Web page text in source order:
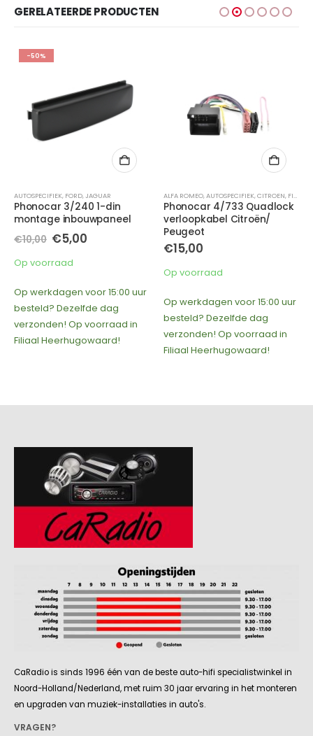
GERELATEERDE PRODUCTEN
-50%
AUTOSPECIFIEK, FORD,JAGUAR
Phonocar 3/240 1-din
montage inbouwpaneel
€10,00 Oorspronkelijke
prijs
was:
€5,00Huidige
Op voorraad
Op werkdagen voor 15:00 uur
besteld? Dezelfde dag
verzonden! Op voorraad in
Filiaal Heerhugowaard!
ALFA ROMEO,AUTOSPECIFIEK,CITROEN, FIAT
Phonocar 4/733 Quadlock
verloopkabel Citroën/
Peugeot
€15,00
Op voorraad
Op werkdagen voor 15:00 uur
besteld? Dezelfde dag
verzonden! Op voorraad in
Filiaal Heerhugowaard!
CaRadio is sinds 1996 één van de beste auto-hifi specialistwinkel in
Noord-Holland/Nederland, met ruim 30 jaar ervaring in het monteren
en upgraden van muziek-installaties in auto's.
VRAGEN?